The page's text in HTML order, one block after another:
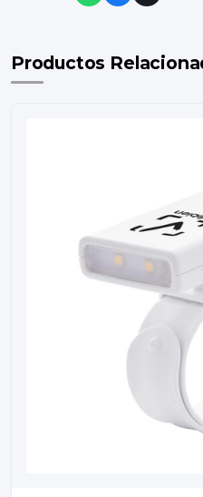
Productos